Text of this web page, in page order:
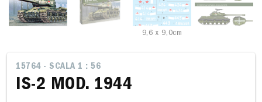
9,6 x 9,0cm
15764 - SCALA 1 : 56
IS-2 MOD. 1944